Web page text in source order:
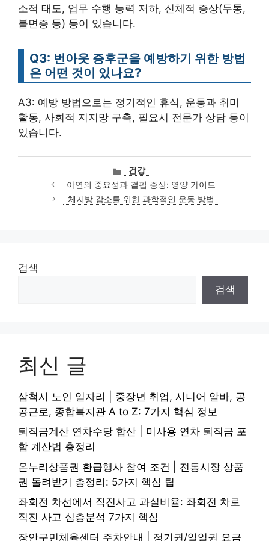
소적 태도, 업무 수행 능력 저하, 신체적 증상(두통,
불면증 등) 등이 있습니다.
Q3: 번아웃 증후군을 예방하기 위한 방법
은 어떤 것이 있나요?
A3: 예방 방법으로는 정기적인 휴식, 운동과 취미
활동, 사회적 지지망 구축, 필요시 전문가 상담 등이
있습니다.
카
테
고
리
건강
아연의 중요성과 결핍 증상: 영양 가이드
체지방 감소를 위한 과학적인 운동 방법
검색
검색
최신 글
삼척시 노인 일자리 | 중장년 취업, 시니어 알바, 공
공근로, 종합복지관 A to Z: 7가지 핵심 정보
퇴직금계산 연차수당 합산 | 미사용 연차 퇴직금 포
함 계산법 총정리
온누리상품권 환급행사 참여 조건 | 전통시장 상품
권 돌려받기 총정리: 5가지 핵심 팁
좌회전 차선에서 직진사고 과실비율: 좌회전 차로
직진 사고 심층분석 7가지 핵심
장안구민체육센터 주차안내 | 정기권/일일권 요금